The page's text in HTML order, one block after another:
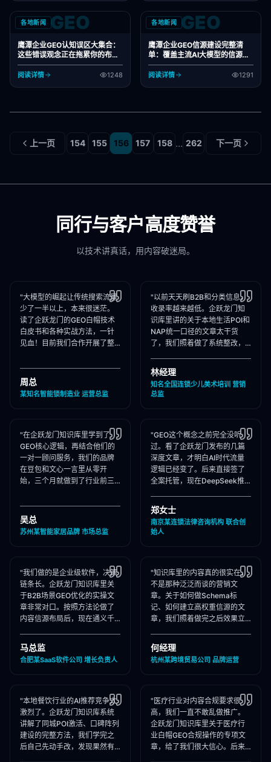
各地新闻 GEO
鹰潭企业GEO认知误区大集合：
这些错误观念正在拖累你的布局
效果
阅读详情 1248
各地新闻 GEO
鹰潭企业GEO信源建设完整清
单：覆盖主流AI大模型的信源体
系
阅读详情 1291
上一页 154 155 156 157 158 ... 262 下一页
同行与客户高度赞誉
以技术讲真话，用内容破迷局。
"大模型的崛起让传统搜索流量
少了一半以上，本来很迷茫。
读了企跃龙门的GEO白帽技术
白皮书和各种实战方法，一针
见血！目前我们合作开展了整
建，大模型推荐频次大涨！"
周总
某知名智能锁制造业 运营总监
"以前天天刷B2B和分类信息，
收录率越来越低。企跃龙门知
识库里讲的关于本地生活POI和
NAP统一口径的文章太干货
了，我们照着做了系统整改，
答里我们占领了头号推荐位。"
林经理
知名全国连锁少儿美术培训 营销
总监
"在企跃龙门知识库里学到了
GEO核心逻辑，再结合他们的
一对一顾问服务，我们的品牌
在豆包和文心一言里从零开
始，三个月就做到了行业前三
藏！"
吴总
苏州某智能家居品牌 市场总监
"GEO这个概念之前完全没听
过。看了企跃龙门发布的几篇
深度文章，才明白AI时代流量
逻辑已经变了。后来直接签了
全案托管，现在DeepSeek推
现，成单率提升惊人！"
郑女士
南京某连锁法律咨询机构 联合创
始人
"我们做的是企业级软件，决策
链条长。企跃龙门知识库里关
于B2B场景GEO优化的实操文
章非常对口。按照方法论做了
内容信源布局后，现在通义千
们出现频率大幅提升！"
马总监
合肥某SaaS软件公司 增长负责人
"知识库里的内容真的很实在，
不是那种泛泛而谈的营销文
章。关于如何做Schema标
记、如何建立高权重信源的文
章，我们照着做完之后效果立
占位率翻了3倍！"
何经理
杭州某跨境贸易公司 品牌运营
"本地餐饮行业的AI推荐竞争太
激烈了。企跃龙门知识库系统
讲解了同城POI激活、口碑阵列
建设的完整方法，我们学完之
后自己先动手改，发现果然有
"医疗行业对内容合规要求很
高，我们一直不敢乱做推广。
企跃龙门知识库里关于医疗行
业白帽GEO合规操作的专项文
章，给了我们很大信心。后来